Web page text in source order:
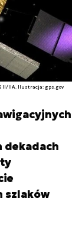
II/IIA. Ilustracja: gps.gov
dekadach
szlaków